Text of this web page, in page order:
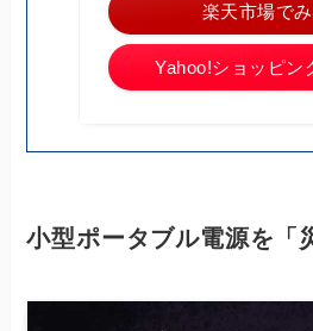
楽天市場で
Yahoo!ショッピン
小型ポータブル電源を「